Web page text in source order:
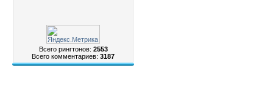
Всего рингтонов: 2553
Всего комментариев: 3187